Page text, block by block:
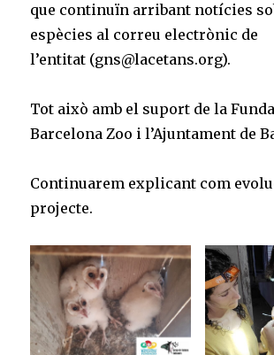
que continuïn arribant notícies
espècies al correu electrònic de
l’entitat (gns@lacetans.org).
Tot això amb el suport de la
Barcelona Zoo i l’Ajuntament de
Continuarem explicant com
projecte.